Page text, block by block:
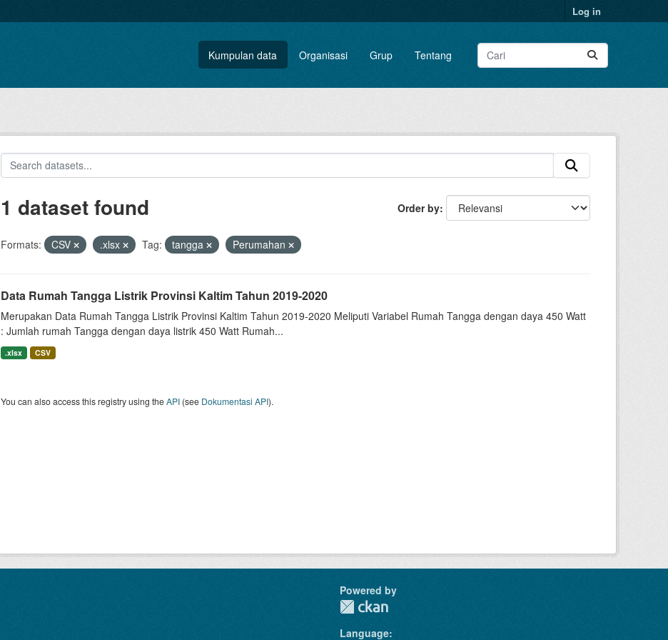
Log in
Kumpulan data Organisasi Grup Tentang
Order by
1 dataset found
Formats: CSV .xlsx Tag: tangga Perumahan
Data Rumah Tangga Listrik Provinsi Kaltim Tahun 2019-2020
Merupakan Data Rumah Tangga Listrik Provinsi Kaltim Tahun 2019-2020 Meliputi Variabel Rumah Tangga dengan daya 450 Watt
: Jumlah rumah Tangga dengan daya listrik 450 Watt Rumah...
.xlsx CSV
You can also access this registry using theAPI(see Dokumentasi API).
Powered by
Language